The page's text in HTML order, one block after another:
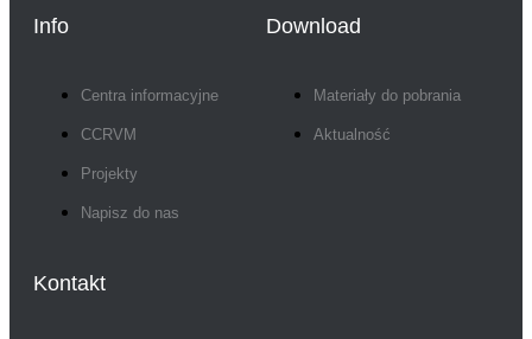
Info
Centra informacyjne
CCRVM
Projekty
Napisz do nas
Download
Materiały do pobrania
Aktualność
Kontakt